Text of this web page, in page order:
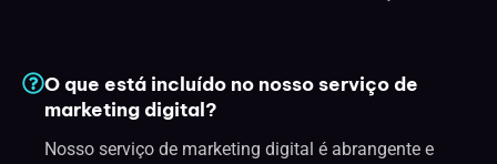
O que está incluído no nosso serviço de
marketing digital?
Nosso serviço de marketing digital é abrangente e